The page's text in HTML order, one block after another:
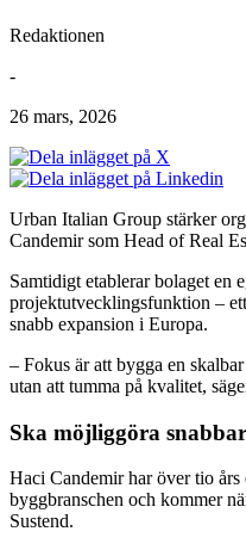
Redaktionen
-
26 mars, 2026
Urban Italian Group stärker
Candemir som Head of Real
Samtidigt etablerar bolaget en
projektutvecklingsfunktion –
snabb expansion i Europa.
– Fokus är att bygga en
utan att tumma på kvalitet,
Ska möjliggöra
Haci Candemir har över tio års
byggbranschen och kommer
Sustend.